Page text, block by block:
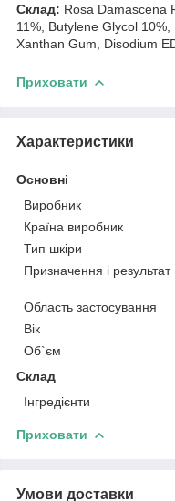
Склад: Rosa Damascena
11%, Butylene Glycol
Xanthan Gum, Disodium
Приховати
Характеристики
Основні
Виробник
Країна виробник
Тип шкіри
Призначення і результат
Область застосування
Вік
Об`єм
Склад
Інгредієнти
Приховати
Умови доставки